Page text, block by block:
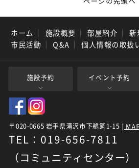
ホーム ｜ 施設概要 ｜ 部屋紹介 ｜ 新
市民活動 ｜ Q&A ｜ 個人情報の取扱
施設予約 イベント予約
〒020-0665 岩手県滝沢市下鵜飼1-15 [
TEL：019-656-7811
（コミュニティセンター）